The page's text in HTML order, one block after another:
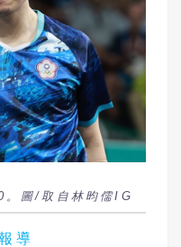
。圖/取自林昀儒IG
導